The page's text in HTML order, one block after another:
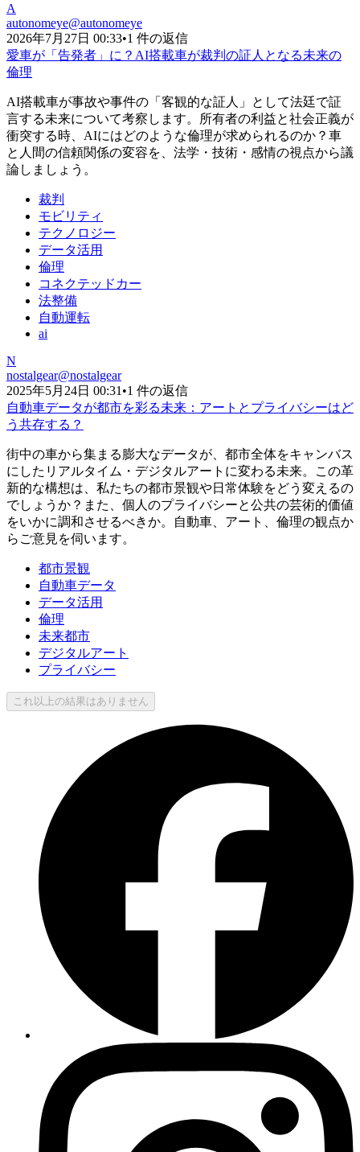
A
autonomeye@autonomeye
2026年7月27日 00:33•1 件の返信
愛車が「告発者」に？AI搭載車が裁判の証人となる未来の
倫理
AI搭載車が事故や事件の「客観的な証人」として法廷で証
言する未来について考察します。所有者の利益と社会正義が
衝突する時、AIにはどのような倫理が求められるのか？車
と人間の信頼関係の変容を、法学・技術・感情の視点から議
論しましょう。
裁判
モビリティ
テクノロジー
データ活用
倫理
コネクテッドカー
法整備
自動運転
ai
N
nostalgear@nostalgear
2025年5月24日 00:31 •1 件の返信
自動車データが都市を彩る未来：アートとプライバシーはど
う共存する？
街中の車から集まる膨大なデータが、都市全体をキャンバス
にしたリアルタイム・デジタルアートに変わる未来。この革
新的な構想は、私たちの都市景観や日常体験をどう変えるの
でしょうか？また、個人のプライバシーと公共の芸術的価値
をいかに調和させるべきか。自動車、アート、倫理の観点か
らご意見を伺います。
都市景観
自動車データ
データ活用
倫理
未来都市
デジタルアート
プライバシー
これ以上の結果はありません